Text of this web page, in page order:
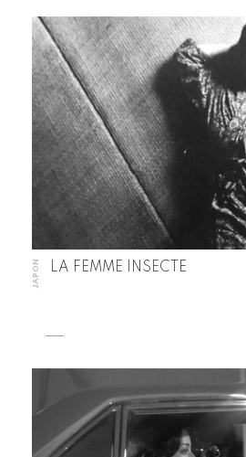
JAPON LA FEMME INSECTE